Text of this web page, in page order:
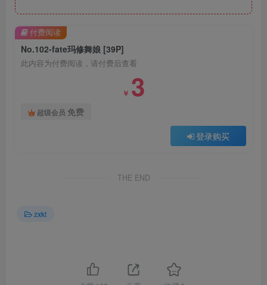
No.102-fate玛修舞娘 [39P]
此内容为付费阅读，请付费后查看
￥ 3
超级会员 免费
登录购买
付费阅读
THE END
zxkt